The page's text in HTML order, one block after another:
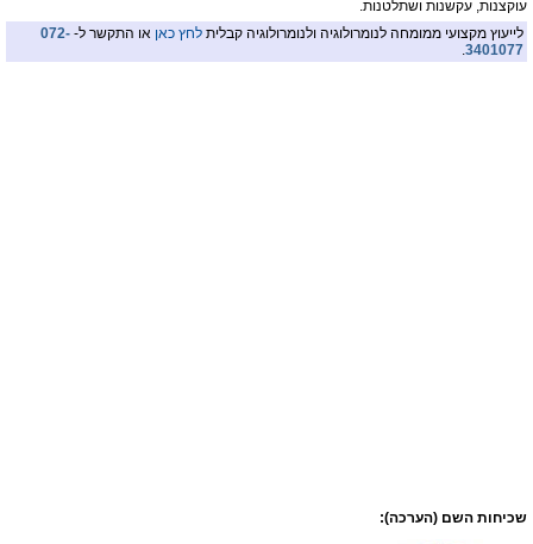
עוקצנות, עקשנות ושתלטנות.
לייעוץ מקצועי ממומחה לנומרולוגיה ולנומרולוגיה קבלית לחץ כאן או התקשר ל- 072-
3401077
.
שכיחות השם (הערכה):